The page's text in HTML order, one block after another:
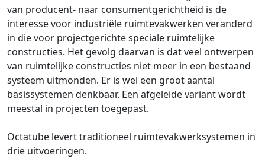
van producent- naar consumentgerichtheid is de
interesse voor industriële ruimtevakwerken veranderd
in die voor projectgerichte speciale ruimtelijke
constructies. Het gevolg daarvan is dat veel ontwerpen
van ruimtelijke constructies niet meer in een bestaand
systeem uitmonden. Er is wel een groot aantal
basissystemen denkbaar. Een afgeleide variant wordt
meestal in projecten toegepast.
Octatube levert traditioneel ruimtevakwerksystemen in
drie uitvoeringen.